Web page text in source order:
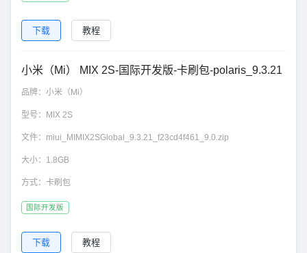
下载 教程
小米（Mi） MIX 2S-国际开发版-卡刷包-polaris_9.3.21
品牌： 小米（Mi）
型号： MIX 2S
文件： miui_MIMIX2SGlobal_9.3.21_f23cd4f461_9.0.zip
大小： 1.8GB
方式： 卡刷包
国际开发版
下载 教程